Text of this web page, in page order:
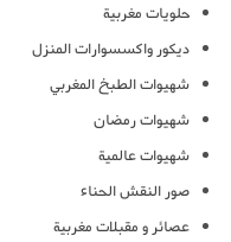
حلويات مغربية
ديكور واكسسوارات المنزل
شهيوات الطبخ المغربي
شهيوات رمضان
شهيوات عالمية
صور النقش الحناء
عصائر و مقبلات مغربية